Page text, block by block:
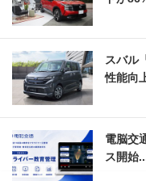
スバル
性能向
電脳交
ス開始